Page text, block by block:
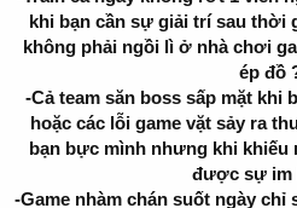
khi bạn cần sự giải trí sau thời
không phải ngồi lì ở nhà chơi
ép đồ
-Cả team săn boss sấp mặt khi
hoặc các lỗi game vặt sảy ra
bạn bực mình nhưng khi khiếu
được sự im
-Game nhàm chán suốt ngày chỉ